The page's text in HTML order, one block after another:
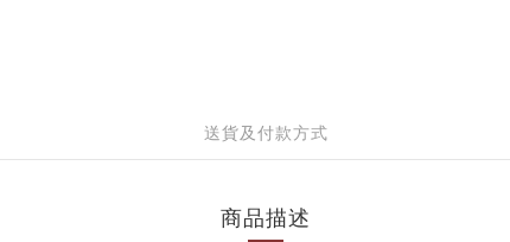
送貨及付款方式
商品描述